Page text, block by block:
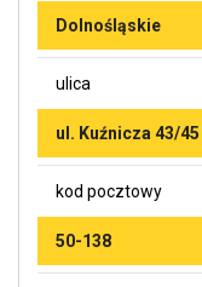
Dolnośląskie
ulica
ul. Kuźnicza 43/45
kod pocztowy
50-138